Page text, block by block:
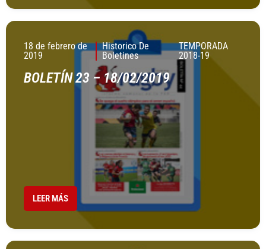
18 de febrero de
2019
Historico De
Boletines
TEMPORADA
2018-19
BOLETÍN 23 – 18/02/2019
LEER MÁS